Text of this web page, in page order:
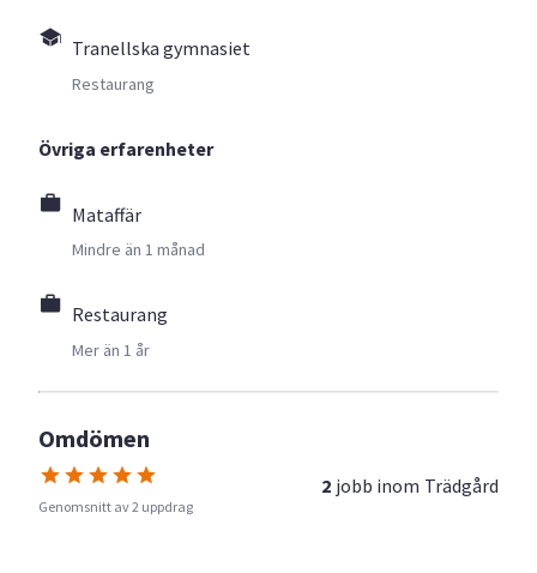
Tranellska gymnasiet
Restaurang
Övriga erfarenheter
Mataffär
Mindre än 1 månad
Restaurang
Mer än 1 år
Omdömen
Genomsnitt av 2 uppdrag
2 jobb inom Trädgård